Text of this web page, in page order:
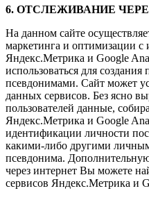
6. ОТСЛЕЖИВАНИЕ
На данном сайте
маркетинга и оптимизации с
Яндекс.Метрика и Google
использоваться для
псевдонимами. Сайт может
данных сервисов. Без ясно
пользователей данные,
Яндекс.Метрика и Google
идентификации личности
какими-либо другими
псевдонима.
через интернет Вы можете
сервисов Яндекс.Метрика и